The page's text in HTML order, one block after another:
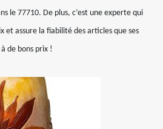
le 77710. De plus, c’est une experte qui
et assure la fiabilité des articles que ses
de bons prix !